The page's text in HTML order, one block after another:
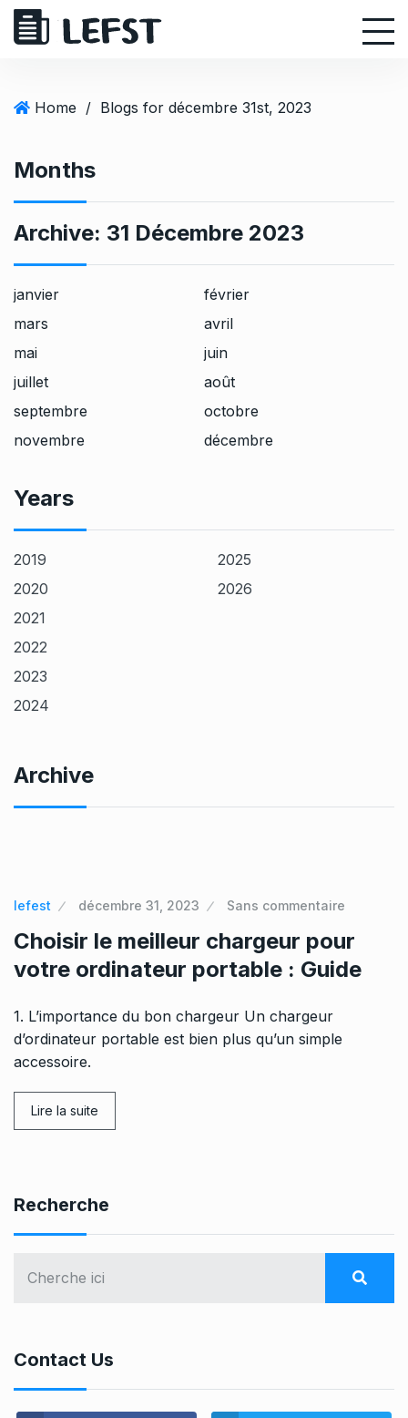
Home / Blogs for décembre 31st, 2023
Months
Archive: 31 Décembre 2023
janvier
février
mars
avril
mai
juin
juillet
août
septembre
octobre
novembre
décembre
Years
2019
2020
2021
2022
2023
2024
2025
2026
Archive
lefest décembre 31, 2023 Sans commentaire
Choisir le meilleur chargeur pour
votre ordinateur portable : Guide
1. L’importance du bon chargeur Un chargeur
d’ordinateur portable est bien plus qu’un simple
accessoire.
Lire la suite
Recherche
Contact Us